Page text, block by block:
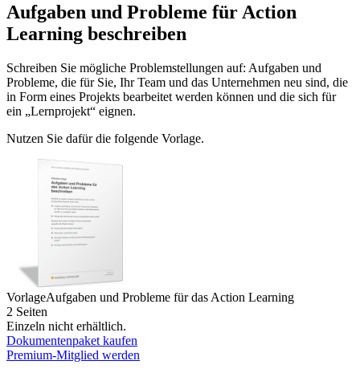
Aufgaben und Probleme für Action
Learning beschreiben
Schreiben Sie mögliche Problemstellungen auf: Aufgaben und
Probleme, die für Sie, Ihr Team und das Unternehmen neu sind, die
in Form eines Projekts bearbeitet werden können und die sich für
ein „Lernprojekt“ eignen.
Nutzen Sie dafür die folgende Vorlage.
VorlageAufgaben und Probleme für das Action Learning
2 Seiten
Einzeln nicht erhältlich.
Dokumentenpaket kaufen
Premium-Mitglied werden